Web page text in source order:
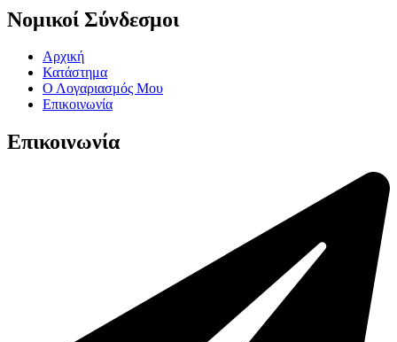
Νομικοί Σύνδεσμοι
Αρχική
Κατάστημα
Ο Λογαριασμός Μου
Επικοινωνία
Επικοινωνία